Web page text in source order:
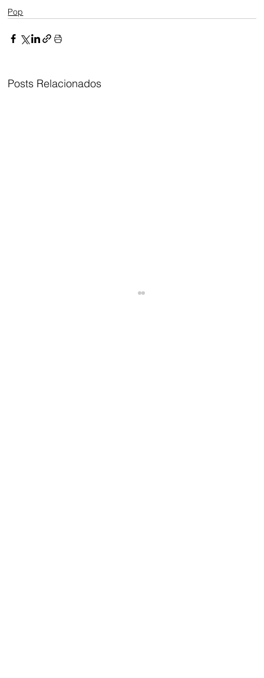
Pop
Posts Relacionados